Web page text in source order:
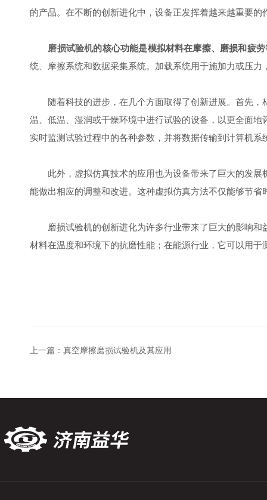
的产品。在不断的创新进化中，设备正发挥着越来越重要
磨损试验机的核心功能是模拟材料在摩擦、磨损和疲
统、摩擦系统和数据采集系统。加载系统用于施加力或压
随着科技的进步，在几个方面取得了创新进展。首先，
温、低温、湿润或干燥环境中进行试验的设备，以更全面
实时监测试验过程中的各种参数，并将数据传输到计算机系
此外，虚拟仿真技术的应用也为设备带来了巨大的发展
能做出相应的调整和改进。这种虚拟仿真方法不仅能够节
磨损试验机的创新进化为许多行业带来了巨大的影响和
材料在温度和环境下的抗磨性能；在能源行业，它可以用于
上一篇： 真空摩擦磨损试验机及其应用